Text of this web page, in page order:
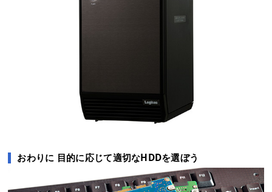
おわりに 目的に応じて適切なHDDを選ぼう